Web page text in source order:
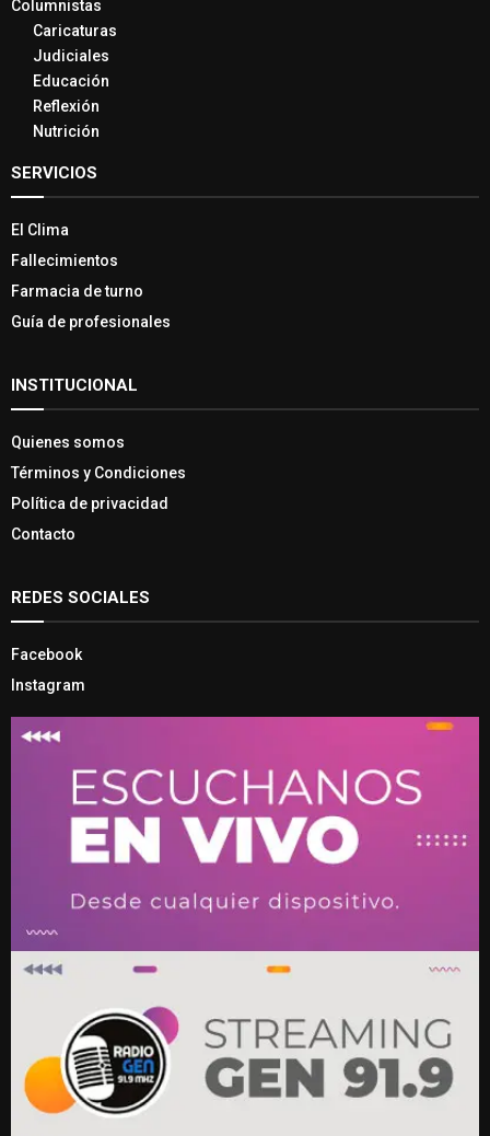
Columnistas
Caricaturas
Judiciales
Educación
Reflexión
Nutrición
SERVICIOS
El Clima
Fallecimientos
Farmacia de turno
Guía de profesionales
INSTITUCIONAL
Quienes somos
Términos y Condiciones
Política de privacidad
Contacto
REDES SOCIALES
Facebook
Instagram